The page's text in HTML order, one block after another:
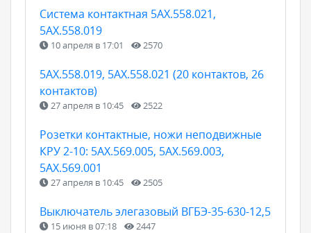
Cистема контактная 5АХ.558.021,
5АХ.558.019
10 апреля в 17:01 2570
5АХ.558.019, 5АХ.558.021 (20 контактов, 26
контактов)
27 апреля в 10:45 2522
Розетки контактные, ножи неподвижные
КРУ 2-10: 5АХ.569.005, 5АХ.569.003,
5АХ.569.001
27 апреля в 10:45 2505
Выключатель элегазовый ВГБЭ-35-630-12,5
15 июня в 07:18 2447